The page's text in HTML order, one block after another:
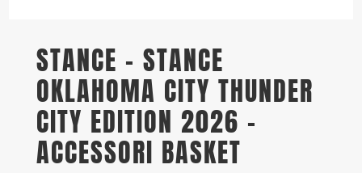
STANCE – STANCE
OKLAHOMA CITY THUNDER
CITY EDITION 2026 –
ACCESSORI BASKET